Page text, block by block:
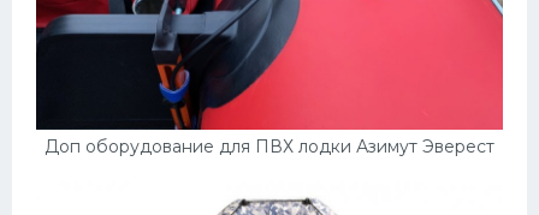
Доп оборудование для ПВХ лодки Азимут Эверест